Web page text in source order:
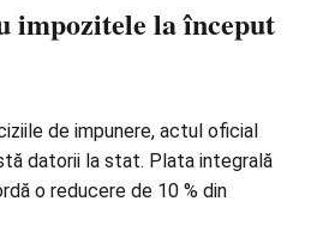
impozitele la început
de impunere, actul oficial
datorii la stat. Plata integrală
o reducere de 10 % din